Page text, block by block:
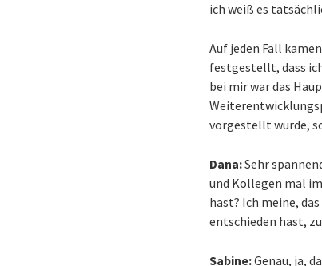
ich weiß es
Auf jeden Fall
festgestellt, dass
bei mir war das
vorgestellt wurde,
Dana:Sehr
und Kollegen mal
hast? Ich meine,
entschieden hast,
Sabine:Genau, ja,